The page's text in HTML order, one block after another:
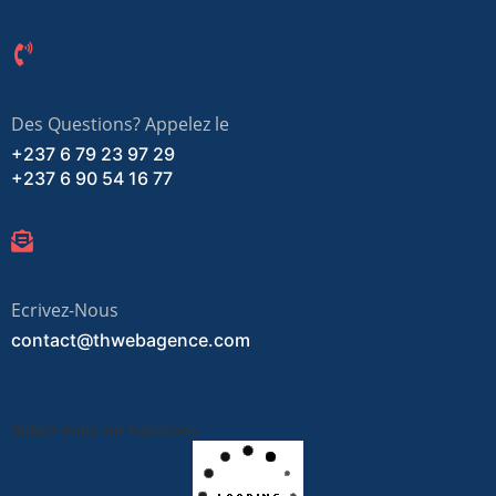
Des Questions? Appelez le
+237 6 79 23 97 29
+237 6 90 54 16 77
Ecrivez-Nous
contact@thwebagence.com
Suivez-nous sur Facebook